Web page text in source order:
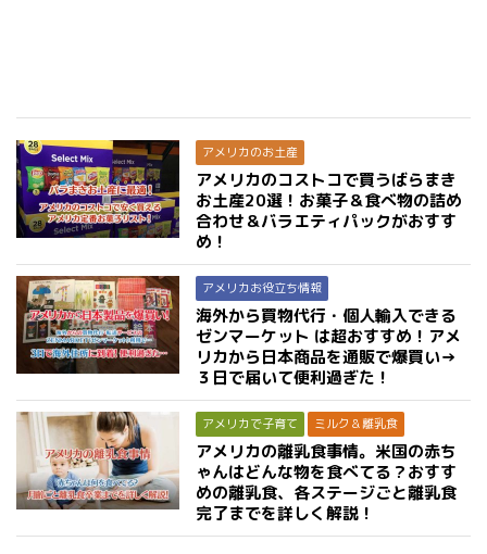
アメリカのお土産
アメリカのコストコで買うばらまき
お土産20選！お菓子＆食べ物の詰め
合わせ＆バラエティパックがおすす
め！
アメリカお役立ち情報
海外から買物代行・個人輸入できる
ゼンマーケット は超おすすめ！アメ
リカから日本商品を通販で爆買い→
３日で届いて便利過ぎた！
アメリカで子育て ミルク＆離乳食
アメリカの離乳食事情。米国の赤ち
ゃんはどんな物を食べてる？おすす
めの離乳食、各ステージごと離乳食
完了までを詳しく解説！